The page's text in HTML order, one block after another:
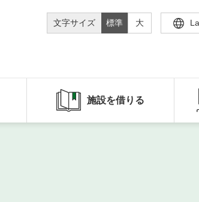
文字サイズ 標準 大
施設を借りる